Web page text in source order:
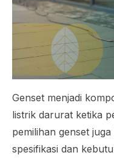
Genset menjadi
listrik darurat ketika
pemilihan genset
spesifikasi dan